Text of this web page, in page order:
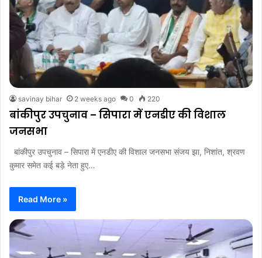
savinay bihar 2 weeks ago 0 220
बांकीपुर उपचुनाव – सिपारा में एनडीए की विशाल
जनसभा
बांकीपुर उपचुनाव – सिपारा में एनडीए की विशाल जनसभा संजय झा, निशांत, श्रवण
कुमार समेत कई बड़े नेता हुए…
Read More »